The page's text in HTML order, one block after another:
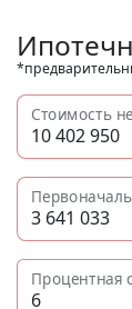
Стоимость
Процентная